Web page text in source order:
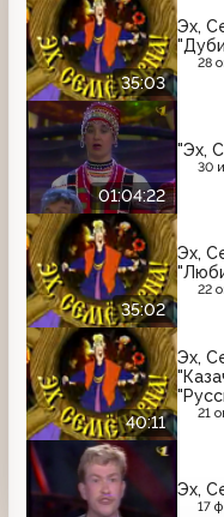
35:03
Эх,
28
01:04:22
"Эх,
30
35:02
Эх,
22
40:11
Эх,
21
Эх,
17